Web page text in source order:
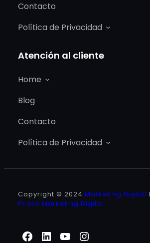
Contacto
Política de Privacidad
Atención al cliente
Home
Blog
Contacto
Política de Privacidad
Copyright © 2024 Marketing Digital
Prieto Marketing Digital